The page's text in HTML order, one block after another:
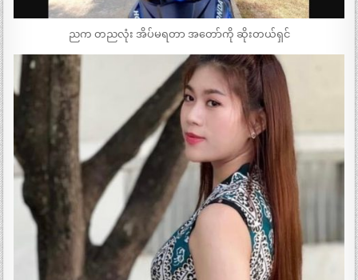
ညက တညလုံး အိပ်မရတာ အတော်ကို ဆိုးတယ်ရှင်